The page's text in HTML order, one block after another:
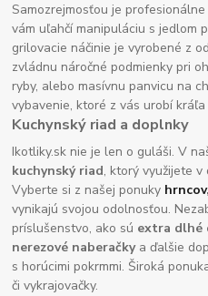
Samozrejmosťou je profesionálne
vám uľahčí manipuláciu s jedlom
grilovacie náčinie je vyrobené z
zvládnu náročné podmienky pri
ryby, alebo masívnu panvicu na
vybavenie, ktoré z vás urobí
Kuchynský riad a doplnky
Ikotliky.sk nie je len o guláši. V
kuchynský riad, ktorý využijete v
Vyberte si z našej ponuky hrncov
vynikajú svojou odolnosťou.
príslušenstvo, ako sú extra dlhé
nerezové naberačkya ďalšie
s horúcimi pokrmmi. Široká
či vykrajovačky.